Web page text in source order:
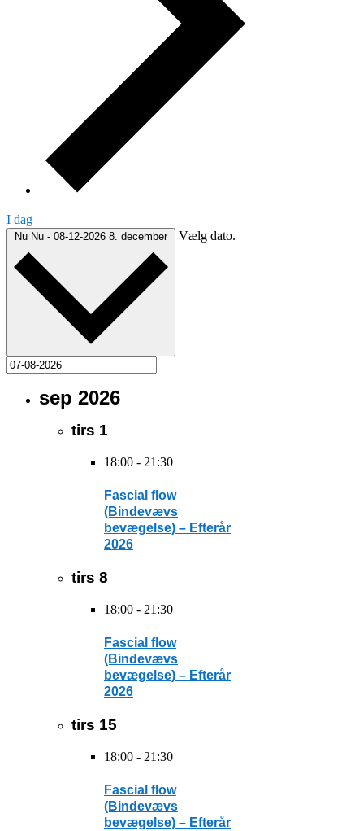
I dag
Nu Nu - 08-12-2026 8. december Vælg dato.
sep 2026
tirs 1
18:00 - 21:30
Fascial flow
(Bindevævs
bevægelse) – Efterår
2026
tirs 8
18:00 - 21:30
Fascial flow
(Bindevævs
bevægelse) – Efterår
2026
tirs 15
18:00 - 21:30
Fascial flow
(Bindevævs
bevægelse) – Efterår